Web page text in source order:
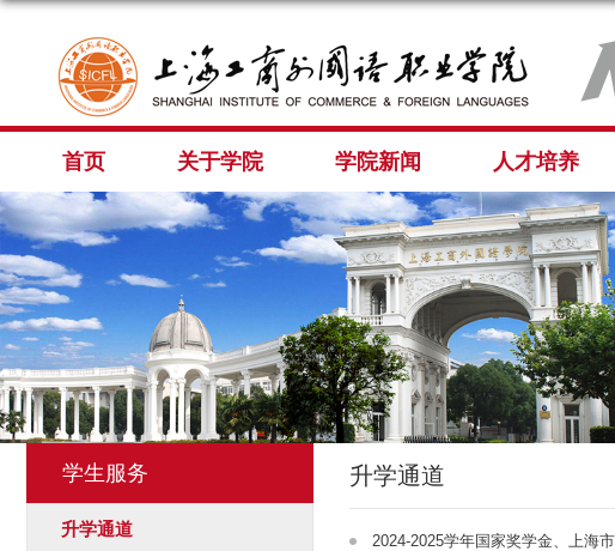
首页 关于学院 学院新闻 人才培养
学生服务
升学通道
升学通道
2024-2025学年国家奖学金、上海